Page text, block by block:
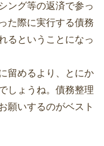
ング等の返済で参っ
た際に実行する債務
るということになっ
留めるより、とにか
しょうね。債務整理
願いするのがベスト